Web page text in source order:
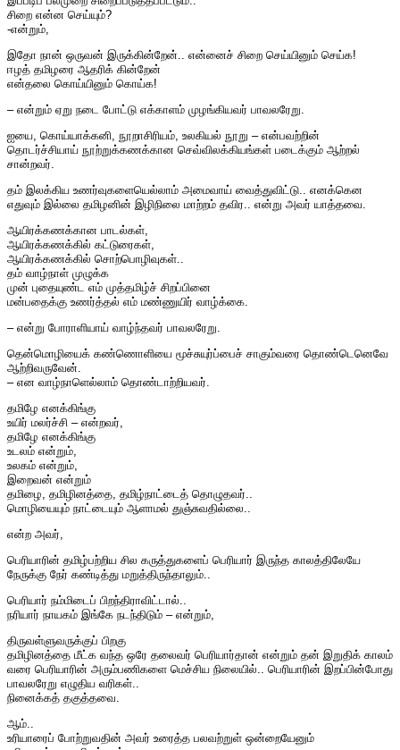
சிறை என்ன செய்யும்?
-என்றும்,
இதோ நான் ஒருவன் இருக்கின்றேன்.. என்னைச் சிறை செய்யினும் செய்க!
ஈழத் தமிழரை ஆதரிக் கின்றேன்
என்தலை கொய்யினும் கொய்க!
– என்றும் ஏறு நடை போட்டு எக்காளம் முழங்கியவர் பாவலரேறு.
ஐயை, கொய்யாக்கனி, நூறாசிரியம், உலகியல் நூறு – என்பவற்றின்
தொடர்ச்சியாய் நூற்றுக்கணக்கான செவ்விலக்கியங்கள் படைக்கும் ஆற்றல்
சான்றவர்.
தம் இலக்கிய உணர்வுகளையெல்லாம் அமைவாய் வைத்துவிட்டு.. எனக்கென
எதுவும் இல்லை தமிழனின் இழிநிலை மாற்றம் தவிர.. என்று அவர் யாத்தவை.
ஆயிரக்கணக்கான பாடல்கள்,
ஆயிரக்கணக்கில் கட்டுரைகள்,
ஆயிரக்கணக்கில் சொற்பொழிவுகள்..
தம் வாழ்நாள் முழுக்க
முன் புதையுண்ட எம் முத்தமிழ்ச் சிறப்பினை
மன்பதைக்கு உணர்த்தல் எம் மண்ணுயிர் வாழ்க்கை.
– என்று போராளியாய் வாழ்ந்தவர் பாவலரேறு.
தென்மொழியைக் கண்ணொளியை மூச்சுயுர்ப்பைச் சாகும்வரை தொண்டெனெவே
ஆற்றிவருவேன்.
– என வாழ்நாளெல்லாம் தொண்டாற்றியவர்.
தமிழே எனக்கிங்கு
உயிர் மலர்ச்சி – என்றவர்,
தமிழே எனக்கிங்கு
உடலம் என்றும்,
உலகம் என்றும்,
இறைவன் என்றும்
தமிழை, தமிழினத்தை, தமிழ்நாட்டைத் தொழுதவர்..
மொழியையும் நாட்டையும் ஆளாமல் துஞ்சுவதில்லை..
என்ற அவர்,
பெரியாரின் தமிழ்பற்றிய சில கருத்துகளைப் பெரியார் இருந்த காலத்திலேயே
நேருக்கு நேர் கண்டித்து மறுத்திருந்தாலும்..
பெரியார் நம்மிடைப் பிறந்திராவிட்டால்..
நரியார் நாயகம் இங்கே நடந்திடும் – என்றும்,
திருவள்ளுவருக்குப் பிறகு
தமிழினத்தை மீட்க வந்த ஒரே தலைவர் பெரியார்தான் என்றும் தன் இறுதிக் காலம்
வரை பெரியாரின் அரும்பணிகளை மெச்சிய நிலையில்.. பெரியாரின் இறப்பின்போது
பாவலரேறு எழுதிய வரிகள்..
நினைக்கத் தகுத்தவை.
ஆம்..
உரியாரைப் போற்றுவதின் அவர் உரைத்த பலவற்றுள் ஒன்றையேனும்